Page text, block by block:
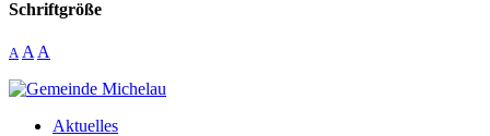
Schriftgröße
A A A
Aktuelles